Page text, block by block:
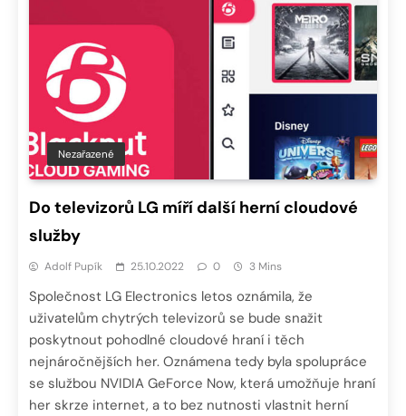
Nezařazené
Do televizorů LG míří další herní cloudové
služby
Adolf Pupík 25.10.2022 0 3 Mins
Společnost LG Electronics letos oznámila, že
uživatelům chytrých televizorů se bude snažit
poskytnout pohodlné cloudové hraní i těch
nejnáročnějších her. Oznámena tedy byla spolupráce
se službou NVIDIA GeForce Now, která umožňuje hraní
her skrze internet, a to bez nutnosti vlastnit herní